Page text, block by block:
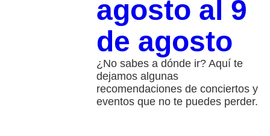
agosto al 9
de agosto
¿No sabes a dónde ir? Aquí te
dejamos algunas
recomendaciones de conciertos y
eventos que no te puedes perder.